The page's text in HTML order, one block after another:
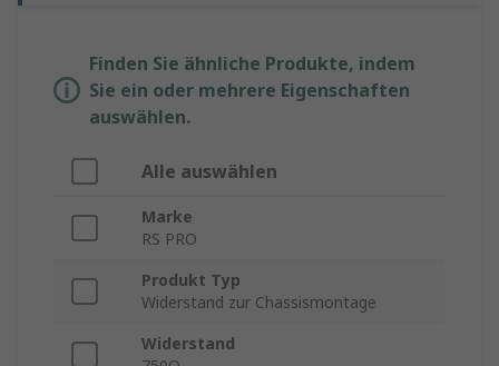
Finden Sie ähnliche Produkte, indem
Sie ein oder mehrere Eigenschaften
auswählen.
Alle auswählen
Marke
RS PRO
Produkt Typ
Widerstand zur Chassismontage
Widerstand